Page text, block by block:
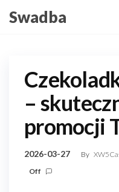
toSwadba
–
promocji
2026-03-27 By
Off